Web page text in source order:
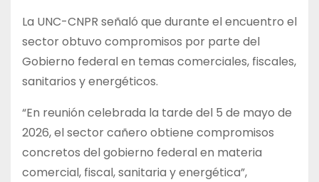
La UNC-CNPR señaló que durante el encuentro el
sector obtuvo compromisos por parte del
Gobierno federal en temas comerciales, fiscales,
sanitarios y energéticos.
“En reunión celebrada la tarde del 5 de mayo de
2026, el sector cañero obtiene compromisos
concretos del gobierno federal en materia
comercial, fiscal, sanitaria y energética”,